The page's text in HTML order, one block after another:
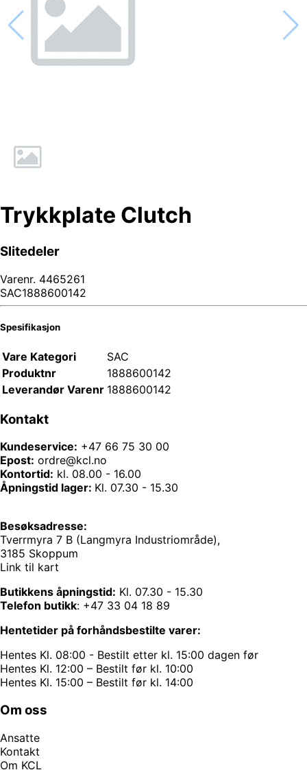
Trykkplate Clutch
Slitedeler
Varenr. 4465261
SAC1888600142
Spesifikasjon
Vare Kategori
SAC
Produktnr
1888600142
Leverandør Varenr 1888600142
Kontakt
Kundeservice: +47 66 75 30 00
Epost: ordre@kcl.no
Kontortid: kl. 08.00 - 16.00
Åpningstid lager: Kl. 07.30 - 15.30
Besøksadresse:
Tverrmyra 7 B (Langmyra Industriområde),
3185 Skoppum
Link til kart
Butikkens åpningstid: Kl. 07.30 - 15.30
Telefon butikk: +47 33 04 18 89
Hentetider på forhåndsbestilte varer:
Hentes Kl. 08:00 - Bestilt etter kl. 15:00 dagen før
Hentes Kl. 12:00 – Bestilt før kl. 10:00
Hentes Kl. 15:00 – Bestilt før kl. 14:00
Om oss
Ansatte
Kontakt
Om KCL